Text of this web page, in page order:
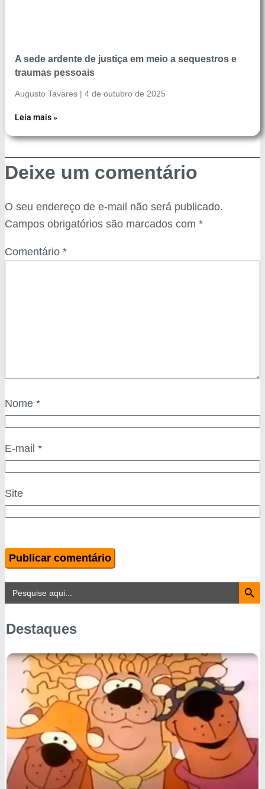
A sede ardente de justiça em meio a sequestros e
traumas pessoais
Augusto Tavares 4 de outubro de 2025
Leia mais »
Deixe um comentário
O seu endereço de e-mail não será publicado.
Campos obrigatórios são marcados com *
Comentário *
Nome *
E-mail *
Site
Search
for:
Search Button
Destaques